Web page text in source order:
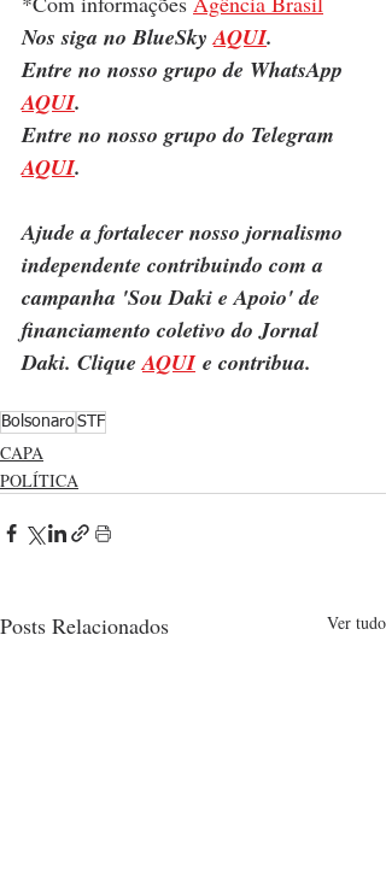
Nos siga no BlueSky AQUI.
Entre no nosso grupo de WhatsApp
AQUI.
Entre no nosso grupo do Telegram
AQUI.
Ajude a fortalecer nosso jornalismo
independente contribuindo com a
campanha 'Sou Daki e Apoio' de
financiamento coletivo do Jornal
Daki. Clique AQUI e contribua.
BolsonaroSTF
CAPA
POLÍTICA
Posts Relacionados Ver tudo